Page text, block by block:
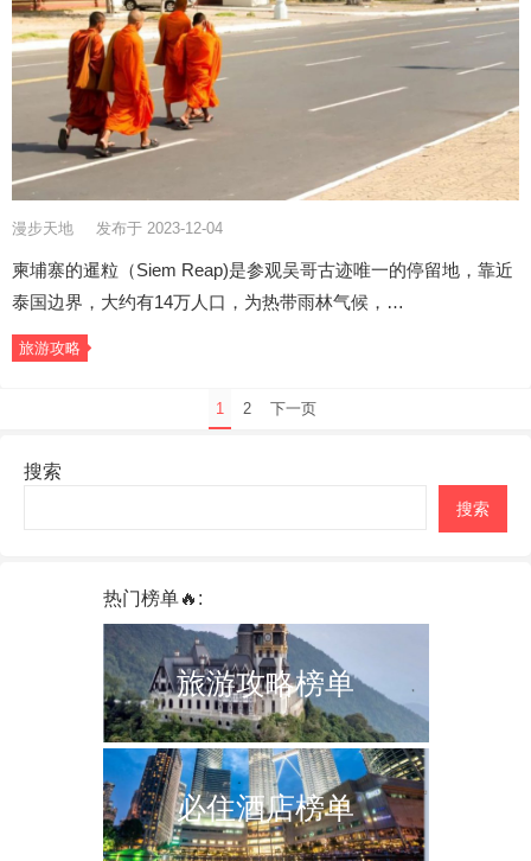
漫步天地 发布于 2023-12-04
柬埔寨的暹粒（Siem Reap)是参观吴哥古迹唯一的停留地，靠近
泰国边界，大约有14万人口，为热带雨林气候，…
旅游攻略
1 2 下一页
搜索
搜索
热门榜单🔥:
旅游攻略榜单
必住酒店榜单